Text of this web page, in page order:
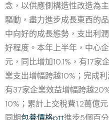
念，以供應側構造性改造為
驅動，盡力進步成長東西的
中向好的成長態勢，支出利
好程度。本年上半年，中心
元，同比增加10.1%，有17
業支出增幅跨越10%；完成
有37家企業效益增幅跨越
10%；累計上交稅費1.2萬億
同期包養價格ptt進步5個百